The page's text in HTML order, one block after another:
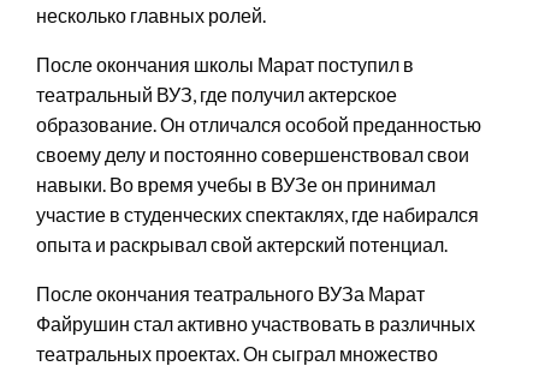
несколько главных ролей.
После окончания школы Марат поступил в
театральный ВУЗ, где получил актерское
образование. Он отличался особой преданностью
своему делу и постоянно совершенствовал свои
навыки. Во время учебы в ВУЗе он принимал
участие в студенческих спектаклях, где набирался
опыта и раскрывал свой актерский потенциал.
После окончания театрального ВУЗа Марат
Файрушин стал активно участвовать в различных
театральных проектах. Он сыграл множество